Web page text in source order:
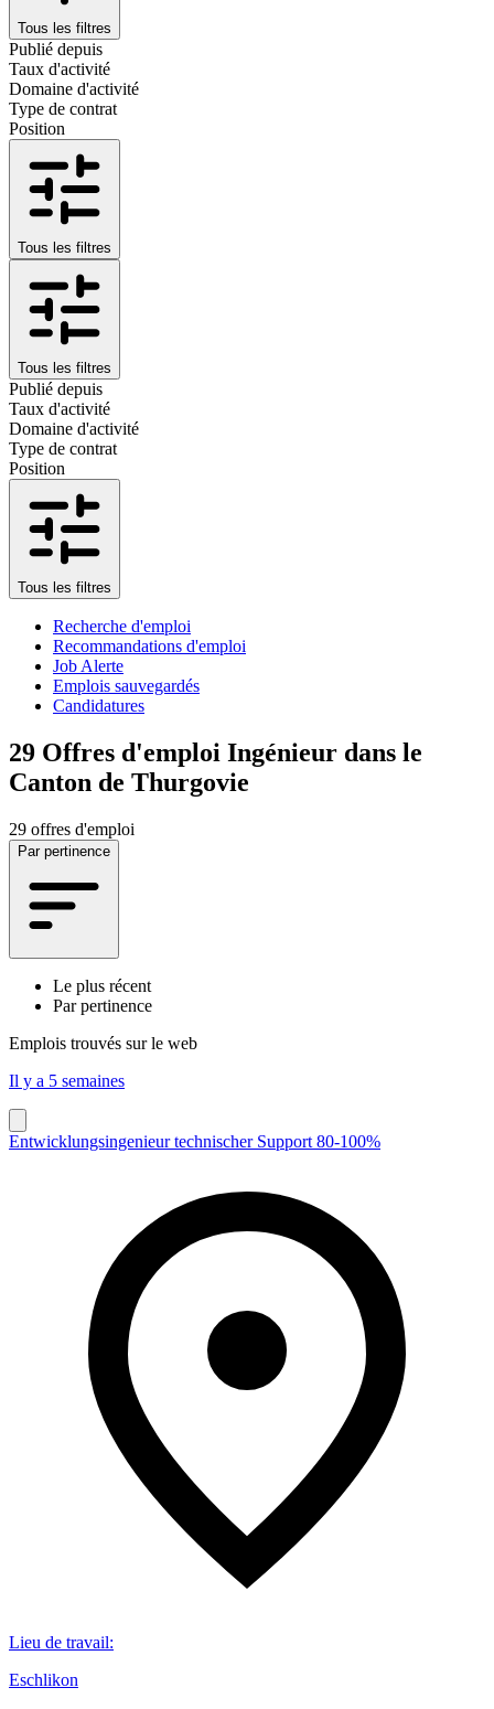
Tous les filtres
Publié depuis
Taux d'activité
Domaine d'activité
Type de contrat
Position
Tous les filtres
Tous les filtres
Publié depuis
Taux d'activité
Domaine d'activité
Type de contrat
Position
Tous les filtres
Recherche d'emploi
Recommandations d'emploi
Job Alerte
Emplois sauvegardés
Candidatures
29 Offres d'emploi Ingénieur dans le
Canton de Thurgovie
29 offres d'emploi
Par pertinence
Le plus récent
Par pertinence
Emplois trouvés sur le web
Il y a 5 semaines
Entwicklungsingenieur technischer Support 80-100%
Lieu de travail:
Eschlikon